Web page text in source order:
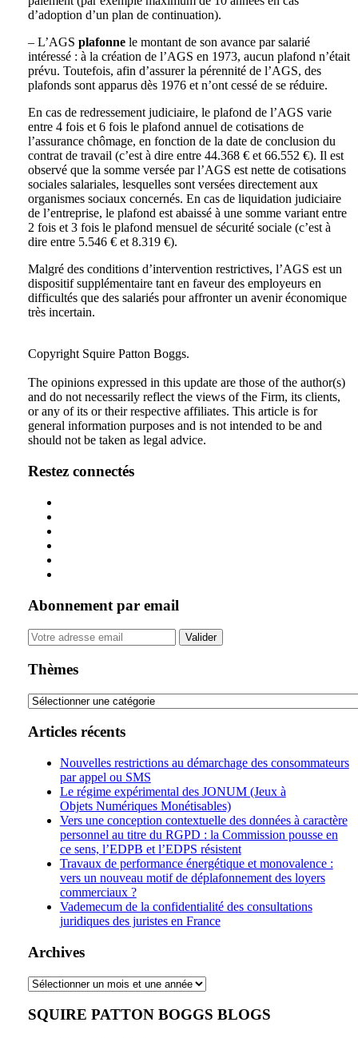
d’adoption d’un plan de continuation).
– L’AGS plafonne le montant de son avance par salarié
intéressé : à la création de l’AGS en 1973, aucun plafond n’était
prévu. Toutefois, afin d’assurer la pérennité de l’AGS, des
plafonds sont apparus dès 1976 et n’ont cessé de se réduire.
En cas de redressement judiciaire, le plafond de l’AGS varie
entre 4 fois et 6 fois le plafond annuel de cotisations de
l’assurance chômage, en fonction de la date de conclusion du
contrat de travail (c’est à dire entre 44.368 € et 66.552 €). Il est
observé que la somme versée par l’AGS est nette de cotisations
sociales salariales, lesquelles sont versées directement aux
organismes sociaux concernés. En cas de liquidation judiciaire
de l’entreprise, le plafond est abaissé à une somme variant entre
2 fois et 3 fois le plafond mensuel de sécurité sociale (c’est à
dire entre 5.546 € et 8.319 €).
Malgré des conditions d’intervention restrictives, l’AGS est un
dispositif supplémentaire tant en faveur des employeurs en
difficultés que des salariés pour affronter un avenir économique
très incertain.
Tweet
this
post
Like
this
post
Email
this
post
Share
this
post
on
LinkedIn
Copyright Squire Patton Boggs.
The opinions expressed in this update are those of the author(s)
and do not necessarily reflect the views of the Firm, its clients,
or any of its or their respective affiliates. This article is for
general information purposes and is not intended to be and
should not be taken as legal advice.
Restez connectés
Abonnement par email
Your
website
Thèmes
Thèmes
Articles récents
Nouvelles restrictions au démarchage des consommateurs
par appel ou SMS
Le régime expérimental des JONUM (Jeux à
Objets Numériques Monétisables)
Vers une conception contextuelle des données à caractère
personnel au titre du RGPD : la Commission pousse en
ce sens, l’EDPB et l’EDPS résistent
Travaux de performance énergétique et monovalence :
vers un nouveau motif de déplafonnement des loyers
commerciaux ?
Vademecum de la confidentialité des consultations
juridiques des juristes en France
Archives
Archives
SQUIRE PATTON BOGGS BLOGS